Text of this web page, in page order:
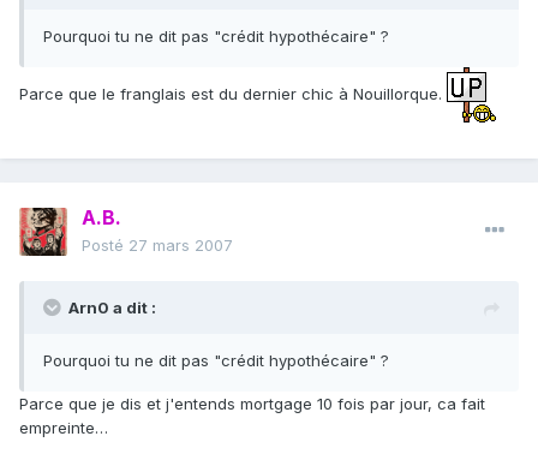
Pourquoi tu ne dit pas "crédit hypothécaire" ?
Parce que le franglais est du dernier chic à Nouillorque.
A.B.
Posté 27 mars 2007
Arn0 a dit :
Pourquoi tu ne dit pas "crédit hypothécaire" ?
Parce que je dis et j'entends mortgage 10 fois par jour, ca fait
empreinte…